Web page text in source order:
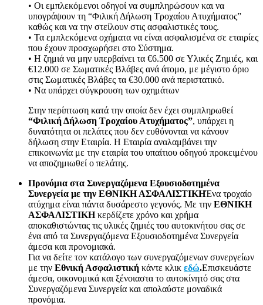
• Οι εμπλεκόμενοι οδηγοί να συμπληρώσουν και να
υπογράψουν τη “Φιλική Δήλωση Τροχαίου Ατυχήματος”
καθώς και να την στείλουν στις ασφαλιστικές τους.
• Τα εμπλεκόμενα οχήματα να είναι ασφαλισμένα σε εταιρίες
που έχουν προσχωρήσει στο Σύστημα.
• Η ζημιά να μην υπερβαίνει τα €6.500 σε Υλικές Ζημιές, και
€12.000 σε Σωματικές Βλάβες ανά άτομο, με μέγιστο όριο
στις Σωματικές Βλάβες τα €30.000 ανά περιστατικό.
• Να υπάρχει σύγκρουση των οχημάτων
Στην περίπτωση κατά την οποία δεν έχει συμπληρωθεί
“Φιλική Δήλωση Τροχαίου Ατυχήματος”, υπάρχει η
δυνατότητα οι πελάτες που δεν ευθύνονται να κάνουν
δήλωση στην Εταιρία. Η Εταιρία αναλαμβάνει την
επικοινωνία με την εταιρία του υπαίτιου οδηγού προκειμένου
να αποζημιωθεί ο πελάτης.
Προνόμια στα Συνεργαζόμενα Εξουσιοδοτημένα
Συνεργεία με την ΕΘΝΙΚΗ ΑΣΦΑΛΙΣΤΙΚΗΈνα τροχαίο
ατύχημα είναι πάντα δυσάρεστο γεγονός. Με την ΕΘΝΙΚΗ
ΑΣΦΑΛΙΣΤΙΚΗκερδίζετε χρόνο και χρήμα
αποκαθιστώντας τις υλικές ζημιές του αυτοκινήτου σας σε
ένα από τα Συνεργαζόμενα Εξουσιοδοτημένα Συνεργεία
άμεσα και προνομιακά.
Για να δείτε τον κατάλογο των συνεργαζόμενων συνεργείων
με την Εθνική Ασφαλιστική κάντε κλικ εδώ.Επισκευάστε
άμεσα, οικονομικά και ξένοιαστα το αυτοκίνητό σας στα
Συνεργαζόμενα Συνεργεία και απολαύστε μοναδικά
προνόμια.